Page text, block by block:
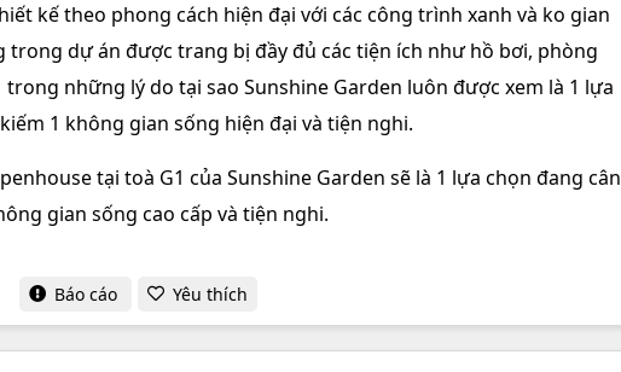
kế theo phong cách hiện đại với các công trình xanh và ko gian
trong dự án được trang bị đầy đủ các tiện ích như hồ bơi, phòng
những lý do tại sao Sunshine Garden luôn được xem là 1 lựa
1 không gian sống hiện đại và tiện nghi.
tại toà G1 của Sunshine Garden sẽ là 1 lựa chọn đang cân
gian sống cao cấp và tiện nghi.
Báo cáo Yêu thích